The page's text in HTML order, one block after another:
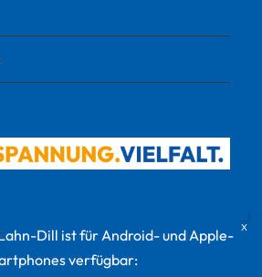
Dill ist für Android- und Apple-
verfügbar: